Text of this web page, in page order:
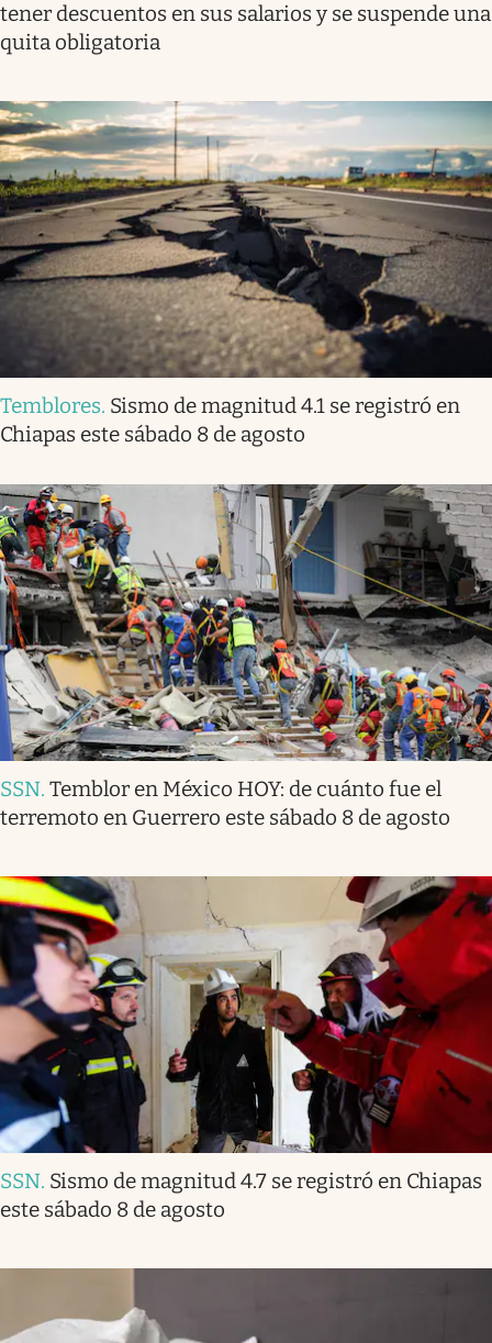
tener descuentos en sus salarios y se suspende una
quita obligatoria
Temblores. Sismo de magnitud 4.1 se registró en
Chiapas este sábado 8 de agosto
SSN. Temblor en México HOY: de cuánto fue el
terremoto en Guerrero este sábado 8 de agosto
SSN. Sismo de magnitud 4.7 se registró en Chiapas
este sábado 8 de agosto